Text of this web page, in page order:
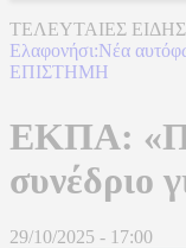
ΤΕΛΕΥΤΑΙΕΣ
Ελαφονήσι:Νέα
ΕΠΙΣΤΗΜΗ
ΕΚΠΑ:
συνέδριο
29/10/2025 - 17:00